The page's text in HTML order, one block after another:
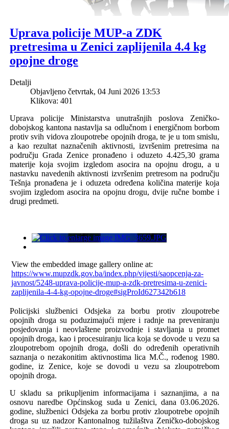
Uprava policije MUP-a ZDK
pretresima u Zenici zaplijenila 4.4 kg
opojne droge
Detalji
Objavljeno četvrtak, 04 Juni 2026 13:53
Klikova: 401
Uprava policije Ministarstva unutrašnjih poslova Zeničko-
dobojskog kantona nastavlja sa odlučnom i energičnom borbom
protiv svih vidova zloupotrebe opojnih droga, te je u tom smislu,
a kaorezultatnaznačenih aktivnosti, izvršenim pretresima na
području Grada Zenicepronađeno i oduzeto 4.425,30 grama
materije koja svojim izgledom asocira na opojnu drogu, a u
nastavku navedenih aktivnosti izvršenim pretresom na području
Tešnja pronađena je i oduzeta određena količina materije koja
svojim izgledom asocira na opojnu drogu, dvije ručne bombe i
drugi predmeti.
View the embedded image gallery online at:
https://www.mupzdk.gov.ba/index.php/vijesti/saopcenja-za-
javnost/5248-uprava-policije-mup-a-zdk-pretresima-u-zenici-
zaplijenila-4-4-kg-opojne-droge#sigProId627342b618
Policijski službenici Odsjeka za borbu protiv zloupotrebe
opojnih droga su poduzimajući mjere i radnje na preveniranju
posjedovanja i neovlaštene proizvodnje i stavljanja u promet
opojnih droga, kao i procesuiranju lica koja se dovode u vezu sa
zloupotrebom opojnih droga, došli do određenih operativnih
saznanja o nezakonitim aktivnostima lica M.Č., rođenog 1980.
godine, iz Zenice, koje se dovodi u vezu sa zloupotrebom
opojnih droga.
U skladu sa prikupljenim informacijama i saznanjima, a na
osnovu naredbe Općinskog suda u Zenici, dana 03.06.2026.
godine, službenici Odsjekaza borbu protiv zloupotrebe opojnih
droga su uz nadzor Kantonalnog tužilaštva Zeničko-dobojskog